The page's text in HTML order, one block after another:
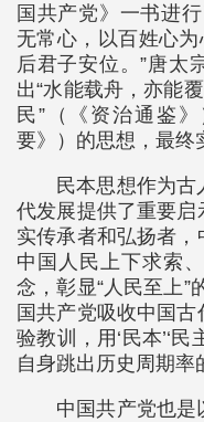
国共产党》一书进
无常心，以百姓心
后君子安位。”唐太
出“水能载舟，亦能
民”（《资治通鉴
要》）的思想，最终
民本思想作为
代发展提供了重要
实传承者和弘扬者
中国人民上下求索
念，彰显“人民至上”
国共产党吸收中国
验教训，用‘民本’‘
自身跳出历史周期率
中国共产党也是